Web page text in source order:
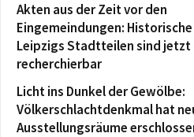
Akten aus der Zeit vor den
Eingemeindungen: Historische
Leipzigs Stadtteilen sind jetzt
recherchierbar
Licht ins Dunkel der Gewölbe:
Völkerschlachtdenkmal hat
Ausstellungsräume